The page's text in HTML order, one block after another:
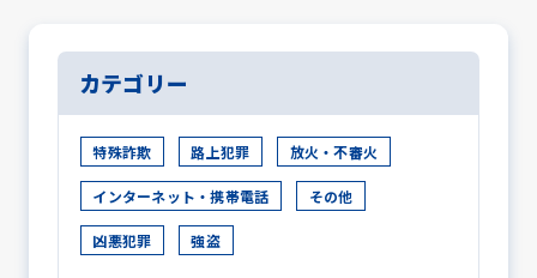
カテゴリー
特殊詐欺 路上犯罪 放火・不審火
インターネット・携帯電話 その他
凶悪犯罪 強盗